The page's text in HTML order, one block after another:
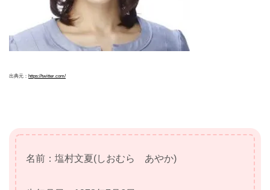
出典元： https://twitter.com/
名前：塩村文夏(しおむら あやか)